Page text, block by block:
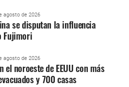
agosto de 2026
se disputan la influencia
Fujimori
agosto de 2026
el noroeste de EEUU con más
y 700 casas